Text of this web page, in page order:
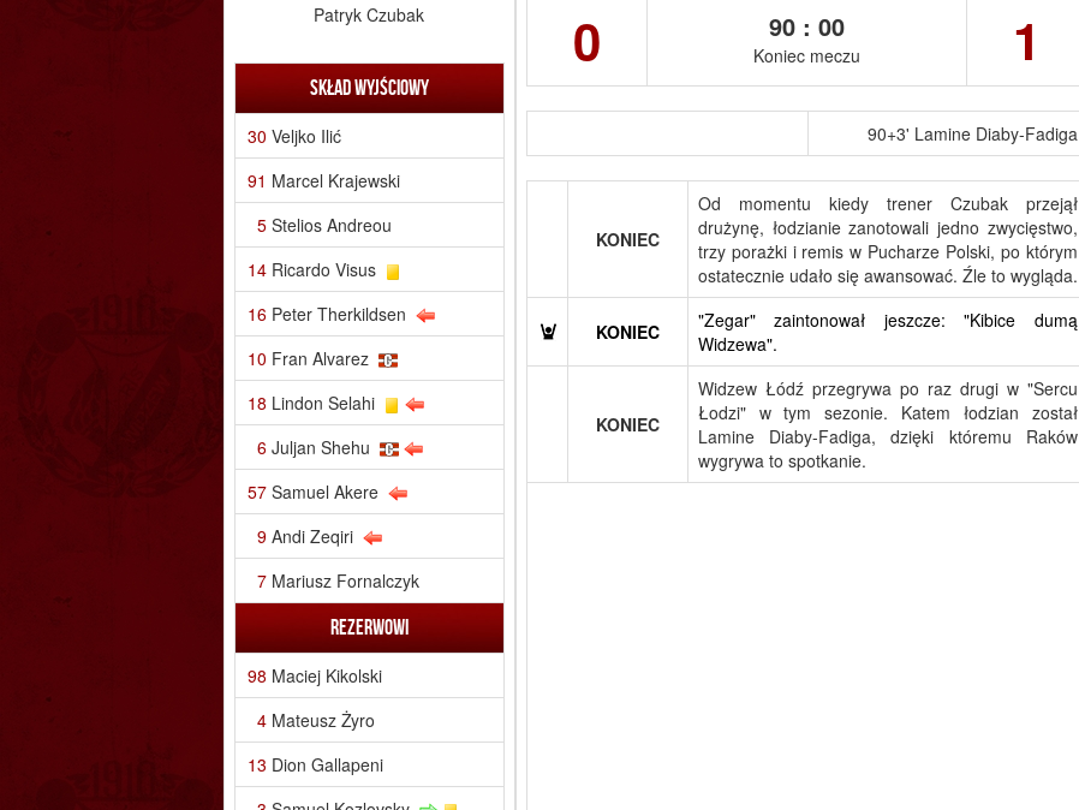
0 90 : 00
Koniec meczu 1
90+3' Lamine Diaby-Fadiga
KONIEC
Od momentu kiedy trener Czubak przejął
drużynę, łodzianie zanotowali jedno zwycięstwo,
trzy porażki i remis w Pucharze Polski, po którym
ostatecznie udało się awansować. Źle to wygląda.
KONIEC
"Zegar" zaintonował jeszcze: "Kibice dumą
Widzewa".
KONIEC
Widzew Łódź przegrywa po raz drugi w "Sercu
Łodzi" w tym sezonie. Katem łodzian został
Lamine Diaby-Fadiga, dzięki któremu Raków
wygrywa to spotkanie.
Patryk Czubak
Skład wyjściowy
30 Veljko Ilić
91 Marcel Krajewski
5 Stelios Andreou
14 Ricardo Visus
16 Peter Therkildsen
10 Fran Alvarez
18 Lindon Selahi
6 Juljan Shehu
57 Samuel Akere
9 Andi Zeqiri
7 Mariusz Fornalczyk
Rezerwowi
98 Maciej Kikolski
4 Mateusz Żyro
13 Dion Gallapeni